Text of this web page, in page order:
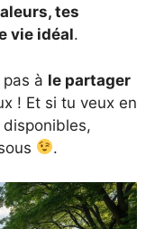
tes
vie idéal.
pas à le partager
! Et si tu veux en
.